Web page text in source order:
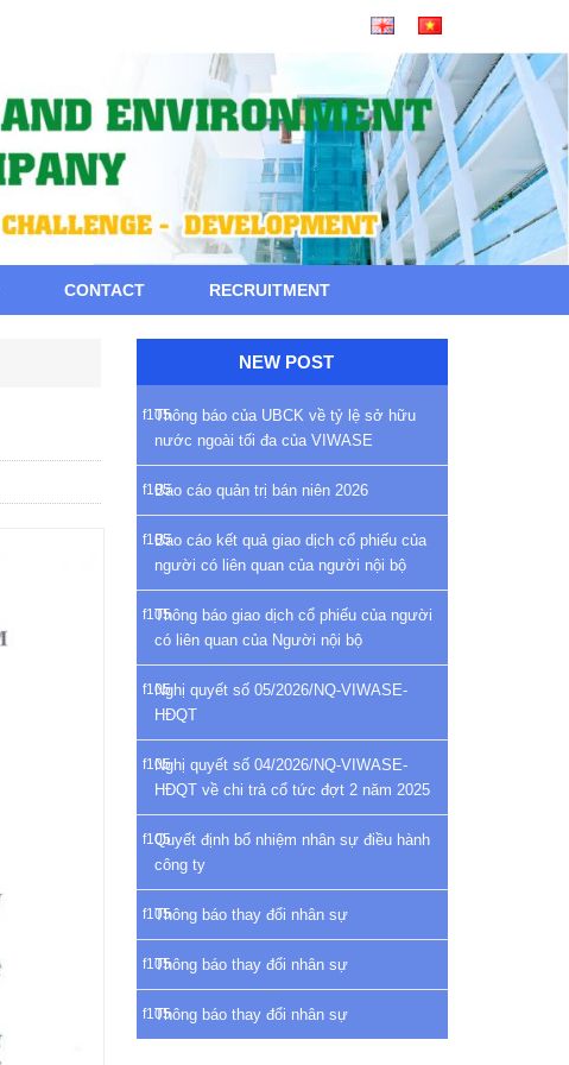
CONTACT RECRUITMENT
NEW POST
Thông báo của UBCK về tỷ lệ sở hữu
nước ngoài tối đa của VIWASE
Báo cáo quản trị bán niên 2026
Báo cáo kết quả giao dịch cổ phiếu của
người có liên quan của người nội bộ
Thông báo giao dịch cổ phiếu của người
có liên quan của Người nội bộ
Nghị quyết số 05/2026/NQ-VIWASE-
HĐQT
Nghị quyết số 04/2026/NQ-VIWASE-
HĐQT về chi trả cổ tức đợt 2 năm 2025
Quyết định bổ nhiệm nhân sự điều hành
công ty
Thông báo thay đổi nhân sự
Thông báo thay đổi nhân sự
Thông báo thay đổi nhân sự